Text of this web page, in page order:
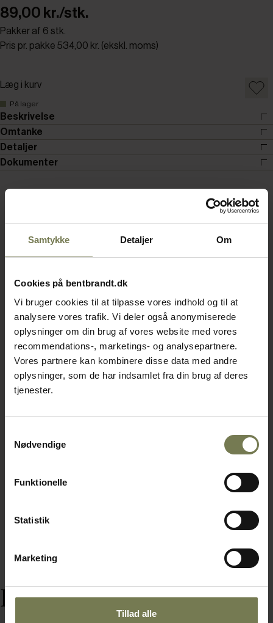
Samtykke Detaljer Om
Cookies på bentbrandt.dk
Vi bruger cookies til at tilpasse vores indhold og til at
analysere vores trafik. Vi deler også anonymiserede
oplysninger om din brug af vores website med vores
recommendations-, marketings- og analysepartnere.
Vores partnere kan kombinere disse data med andre
oplysninger, som de har indsamlet fra din brug af deres
tjenester.
Nødvendige
Funktionelle
Statistik
Marketing
Tillad alle
89,00 kr./stk.
Pakker af 6 stk.
Pris pr. pakke 534,00 kr. (ekskl. moms)
Læg i kurv
På lager
Beskrivelse
Omtanke
Detaljer
Dokumenter
Relaterede varer